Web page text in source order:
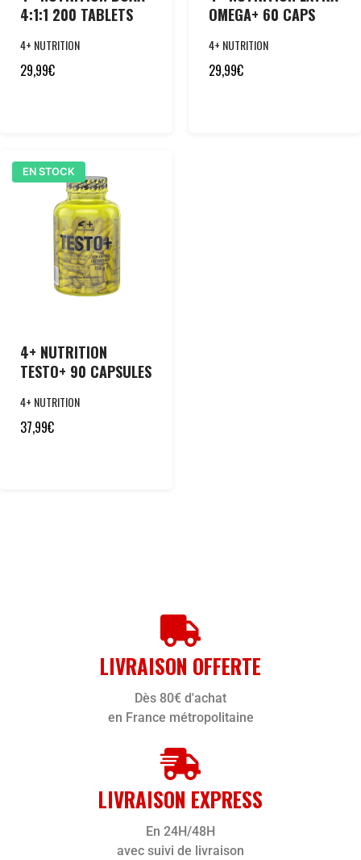
4:1:1 200 TABLETS
4+ NUTRITION
29,99€
OMEGA+ 60 CAPS
4+ NUTRITION
29,99€
EN STOCK
4+ NUTRITION
TESTO+ 90 CAPSULES
4+ NUTRITION
37,99€
LIVRAISON OFFERTE
Dès 80€ d'achat
en France métropolitaine
LIVRAISON EXPRESS
En 24H/48H
avec suivi de livraison